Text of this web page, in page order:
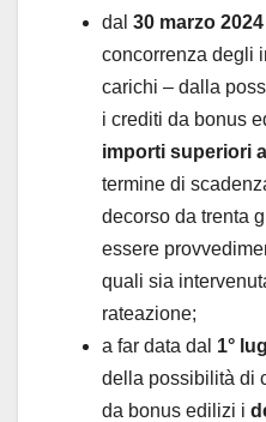
dal 30 marzo 2024
concorrenza degli
carichi – dalla
i crediti da bonus
importi superiori
termine di
decorso da trenta
essere
quali sia
rateazione;
a far data dal 1°
della possibilità di
da bonus edilizi i